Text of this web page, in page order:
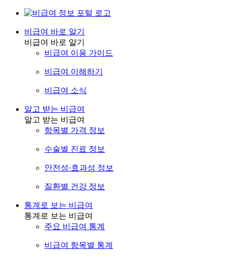
비급여 바로 알기
비급여 바로 알기
비급여 이용 가이드
비급여 이해하기
비급여 소식
알고 받는 비급여
알고 받는 비급여
항목별 가격 정보
수술별 진료 정보
안전성·효과성 정보
질환별 건강 정보
통계로 보는 비급여
통계로 보는 비급여
주요 비급여 통계
비급여 항목별 통계